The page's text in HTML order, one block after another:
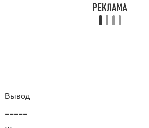
Вывод
=====